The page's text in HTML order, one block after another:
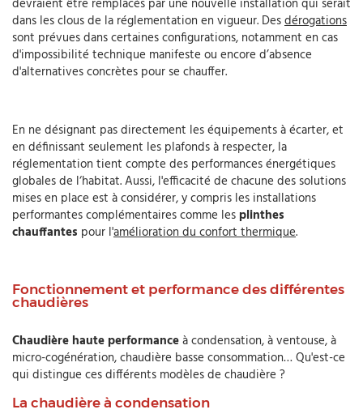
devraient être remplacés par une nouvelle installation qui serait
dans les clous de la réglementation en vigueur. Desdérogations
sont prévues dans certaines configurations, notamment en cas
d'impossibilité technique manifeste ou encore d’absence
d'alternatives concrètes pour se chauffer.
En ne désignant pas directement les équipements à écarter, et
en définissant seulement les plafonds à respecter, la
réglementation tient compte des performances énergétiques
globales de l‘habitat. Aussi, l'efficacité de chacune des solutions
mises en place est à considérer, y compris les installations
performantes complémentaires comme les plinthes
chauffantes pour l'amélioration du confort thermique.
Fonctionnement et performance des différentes
chaudières
Chaudière haute performanceà condensation, à ventouse, à
micro-cogénération, chaudière basse consommation… Qu'est-ce
qui distingue ces différents modèles de chaudière ?
La chaudière à condensation